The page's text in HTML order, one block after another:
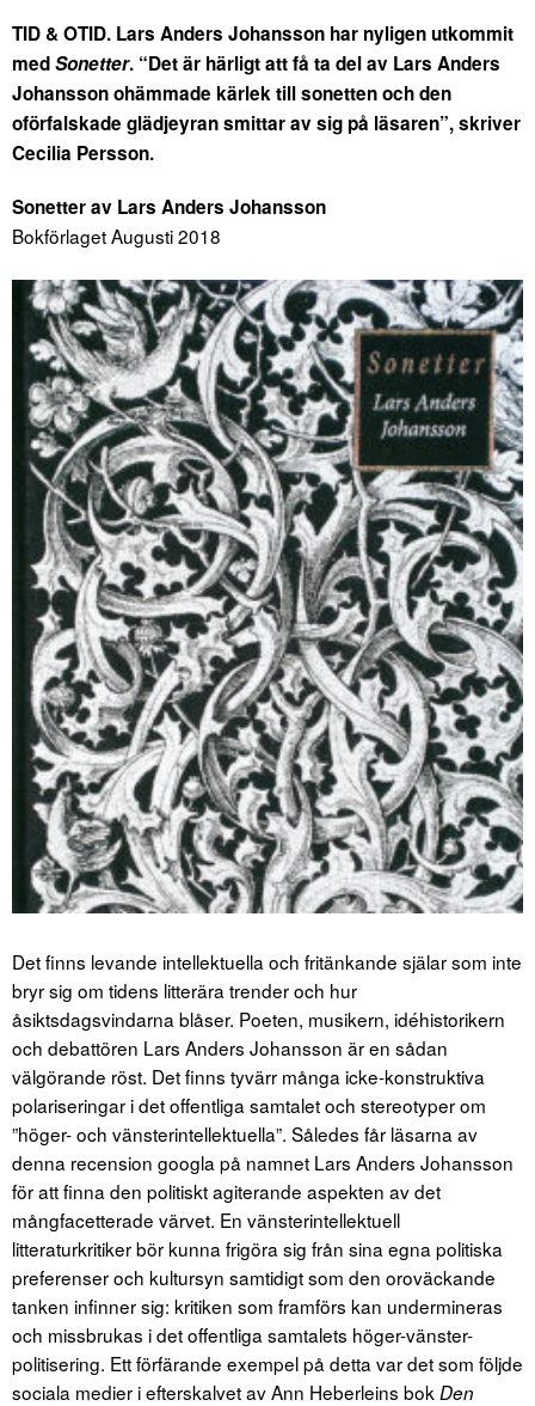
TID & OTID. Lars Anders Johansson har nyligen utkommit
medSonetter. “Det är härligt att få ta del av Lars Anders
Johansson ohämmade kärlek till sonetten och den
oförfalskade glädjeyran smittar av sig på läsaren”, skriver
Cecilia Persson.
Sonetter av Lars Anders Johansson
Bokförlaget Augusti 2018
Det finns levande intellektuella och fritänkande själar som inte
bryr sig om tidens litterära trender och hur
åsiktsdagsvindarna blåser. Poeten, musikern, idéhistorikern
och debattören Lars Anders Johansson är en sådan
välgörande röst. Det finns tyvärr många icke-konstruktiva
polariseringar i det offentliga samtalet och stereotyper om
”höger- och vänsterintellektuella”. Således får läsarna av
denna recension googla på namnet Lars Anders Johansson
för att finna den politiskt agiterande aspekten av det
mångfacetterade värvet. En vänsterintellektuell
litteraturkritiker bör kunna frigöra sig från sina egna politiska
preferenser och kultursyn samtidigt som den oroväckande
tanken infinner sig: kritiken som framförs kan undermineras
och missbrukas i det offentliga samtalets höger-vänster-
politisering. Ett förfärande exempel på detta var det som följde
sociala medier i efterskalvet av Ann Heberleins bok Den